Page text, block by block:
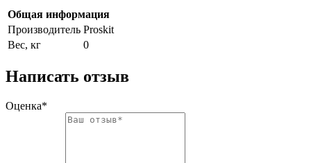
Общая информация
Производитель Proskit
Вес, кг
0
Написать отзыв
Оценка*